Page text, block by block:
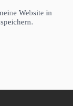
Website in